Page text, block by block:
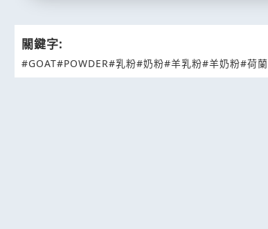
關鍵字:
#GOAT#POWDER#乳粉#奶粉#羊乳粉#羊奶粉#荷蘭